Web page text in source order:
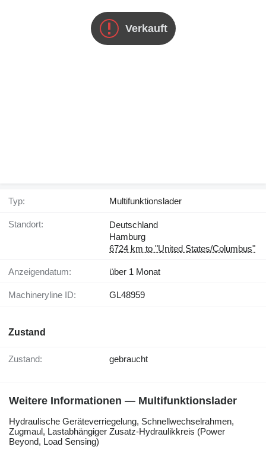
Verkauft
Typ: Multifunktionslader
Standort:
Deutschland
Hamburg
6724 km to "United States/Columbus"
Anzeigendatum: über 1 Monat
Machineryline ID: GL48959
Zustand
Zustand: gebraucht
Weitere Informationen — Multifunktionslader
Hydraulische ​​​​​​​​​‌‌​​​​‌​​​​​​​​​‌‌‌​‌​‌​​​​​​​​​‌‌‌​‌​​​​​​​​​​​‌‌​‌‌‌‌​​​​​​​​​‌‌​‌‌​​​​​​​​​​​‌‌​‌​​‌​​​​​​​​​‌‌​‌‌‌​​​​​​​​​​‌‌​​‌​‌Geräteverriegelung, Schnellwechselrahmen,
Zugmaul, Lastabhängiger Zusatz-Hydraulikkreis (Power
Beyond, Load Sensing)